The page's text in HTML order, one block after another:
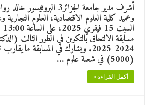
أشرف مدير جامعة الجزائر3
وعميد كلية العلوم الاقتصادية، العلوم التجارية
مسابقة الالتحاق بالتكوين في الطور الثالث
2024-2025. ويشارك في المسابقة ما
(5000) في شعبة علوم …
أكمل القراءة »